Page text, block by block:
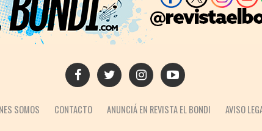
SOMOS CONTACTO ANUNCIÁ EN REVISTA EL BONDI AVISO